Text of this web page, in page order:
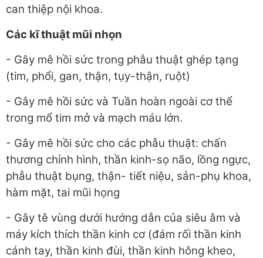
can thiệp nội khoa.
Các kĩ thuật mũi nhọn
- Gây mê hồi sức trong phẫu thuật ghép tạng
(tim, phổi, gan, thận, tụy-thận, ruột)
- Gây mê hồi sức và Tuần hoàn ngoài cơ thể
trong mổ tim mở và mạch máu lớn.
- Gây mê hồi sức cho các phẫu thuật: chấn
thương chỉnh hình, thần kinh-sọ não, lồng ngực,
phẫu thuật bụng, thận- tiết niệu, sản-phụ khoa,
hàm mặt, tai mũi họng
- Gây tê vùng dưới hướng dẫn của siêu âm và
máy kích thích thần kinh cơ (đám rối thần kinh
cánh tay, thần kinh đùi, thần kinh hông kheo,